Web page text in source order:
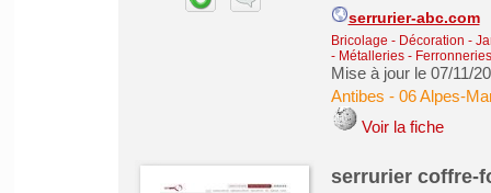
serrurier-abc.com
Bricolage - Décoration -
- Métalleries -
Mise à jour le 07/11/
Antibes - 06 Alpes-
Voir la fiche
serrurier coffre-